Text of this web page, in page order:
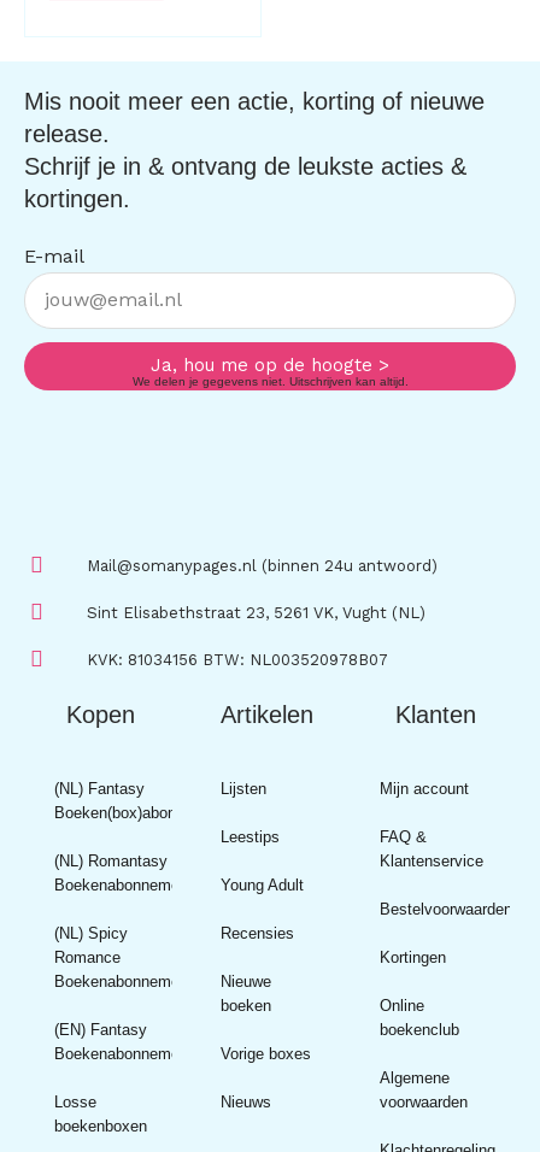
Mis nooit meer een actie, korting of nieuwe
release.
Schrijf je in & ontvang de leukste acties &
kortingen.
E-mail
Ja, hou me op de hoogte >
We delen je gegevens niet. Uitschrijven kan altijd.
Mail@somanypages.nl (binnen 24u antwoord)
Sint Elisabethstraat 23, 5261 VK, Vught (NL)
KVK: 81034156 BTW: NL003520978B07
Kopen
(NL) Fantasy
Boeken(box)abonnement
(NL) Romantasy
Boekenabonnement
(NL) Spicy
Romance
Boekenabonnement
(EN) Fantasy
Boekenabonnement
Losse
boekenboxen
Artikelen
Lijsten
Leestips
Young Adult
Recensies
Nieuwe
boeken
Vorige boxes
Nieuws
Klanten
Mijn account
FAQ &
Klantenservice
Bestelvoorwaarden
Kortingen
Online
boekenclub
Algemene
voorwaarden